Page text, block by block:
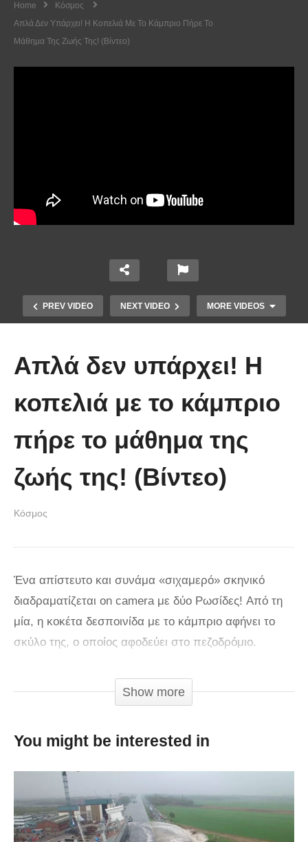
Home
Κόσμος
Απλά Δεν Υπάρχει! Η Κοπελιά Με Το Κάμπριο Πήρε Το
Μάθημα Της Ζωής Της! (Βίντεο)
PREV VIDEO NEXT VIDEO MORE VIDEOS
Οι 5 Γιατροί Κρύφτηκαν πίσω από
όταν έπεσε απλά ΔΕΝ περιγράφεται!
Απλά δεν υπάρχει! Η
κοπελιά με το κάμπριο
πήρε το μάθημα της
ζωής της! (Βίντεο)
Κόσμος
Ένα απίστευτο και συνάμα «σιχαμερό» σκηνικό
διαδραματίζεται on camera με δύο Ρωσίδες! Από τη
μία, η κοκέτα δεσποινίδα με το κάμπριο αφήνει το
σκύλο της, ο οποίος αφοδεύει στο πεζοδρόμιο.
κόπρανα του σκύλου σου;;» Αντιδρά η άλλη μέσα
στο υπερπολυτελές αυτοκίνητο της και…Τη συνέχεια
Show more
You might be interested in